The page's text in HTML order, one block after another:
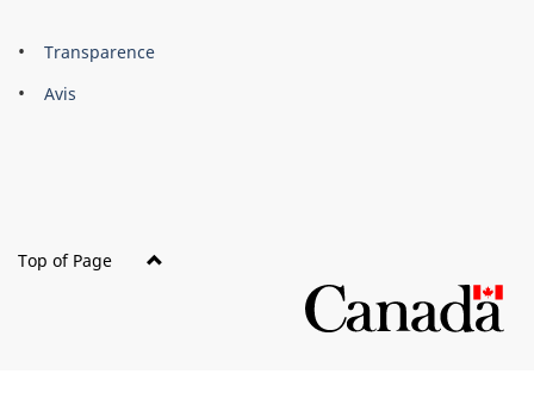
About
this
Brand
Transparence
Avis
Top of Page